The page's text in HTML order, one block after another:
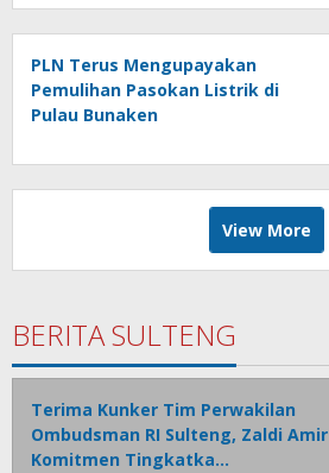
Kepulauan Nusa Utara
PLN Terus Mengupayakan
Pemulihan Pasokan Listrik di
Pulau Bunaken
View More
BERITA SULTENG
Terima Kunker Tim Perwakilan
Ombudsman RI Sulteng, Zaldi Amir
Komitmen Tingkatka…